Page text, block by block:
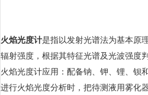
火焰光度计是指以发射光谱法为基本原
辐射强度，根据其特征光谱及光波强度
火焰光度计应用：配备钠、钾、锂、钡
进行火焰光度分析时，把待测液用雾化